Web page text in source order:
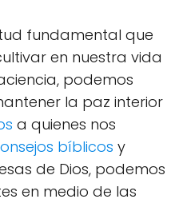
fundamental que
en nuestra vida
podemos
la paz interior
a quienes nos
bíblicos y
de Dios, podemos
en medio de las